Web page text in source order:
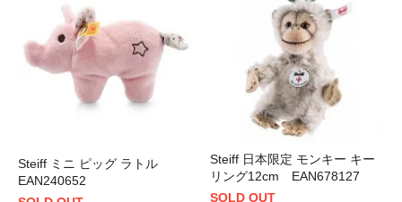
Steiff ミニ ピッグ ラトル
EAN240652
Steiff 日本限定 モンキー キー
リング12cm EAN678127
SOLD OUT